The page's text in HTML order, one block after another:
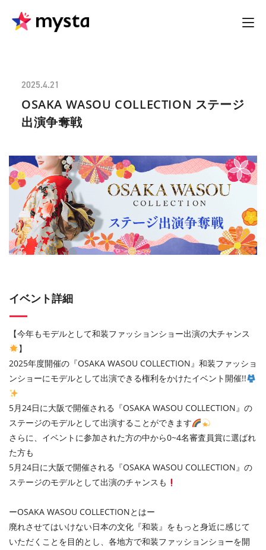
2025.4.21
OSAKA WASOU COLLECTION ステージ
出演争奪戦
イベント詳細
【今年もモデルとして和装ファッションショー出演の大チャンス
】
2025年度開催の『OSAKA WASOU COLLECTION』和装ファッショ
ンショーにモデルとして出演できる権利をかけたイベント開催!!
5月24日に大阪で開催される『OSAKA WASOU COLLECTION』の
ステージのモデルとして出演することができます
さらに、イベントに参加された方の中から0~4名審査員賞に選ばれ
た方も
5月24日に大阪で開催される『OSAKA WASOU COLLECTION』の
ステージのモデルとして出演のチャンスも
ーOSAKA WASOU COLLECTIONとはー
廃れさせてはいけない日本の文化『和装』をもっと身近に感じて
いただくことを目的とし、各地方で和装ファッションショーを開